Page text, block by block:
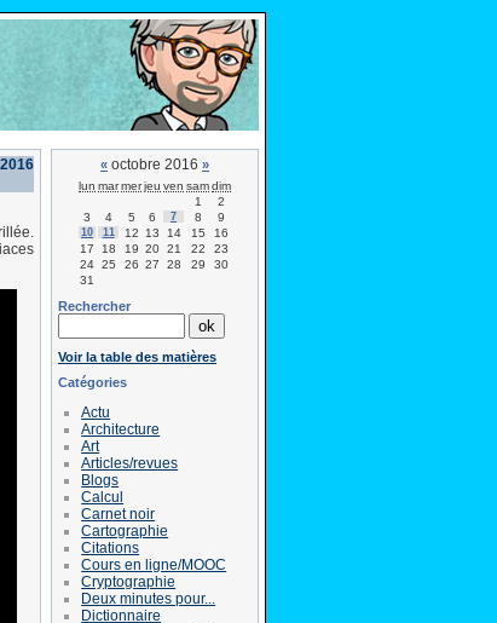
« octobre 2016 »
lun marmerjeu ven samdim
1
2
3
4 5 6 7 8 9
10 11 12 13 14 15
16
17
18 19 20 21 22
23
24 25 26 27 28 29
30
31
Rechercher
Voir la table des matières
Catégories
Actu
Architecture
Art
Articles/revues
Blogs
Calcul
Carnet noir
Cartographie
Citations
Cours en ligne/MOOC
Cryptographie
Deux minutes pour...
Dictionnaire